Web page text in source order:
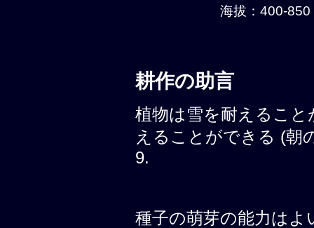
海拔：400-
耕作の助言
植物は雪を耐えるこ
えることができる (朝
9.
種子の萌芽の能力はよ